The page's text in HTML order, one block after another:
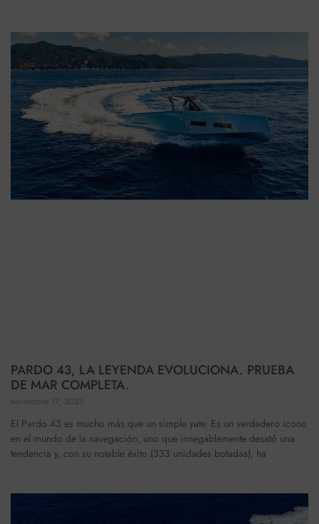
PARDO 43, LA LEYENDA EVOLUCIONA. PRUEBA
DE MAR COMPLETA.
noviembre 17, 2025
El Pardo 43 es mucho más que un simple yate. Es un verdadero icono
en el mundo de la navegación, uno que innegablemente desató una
tendencia y, con su notable éxito (333 unidades botadas), ha